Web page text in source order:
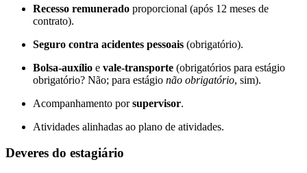
Recesso remunerado proporcional (após 12 meses de
contrato).
Seguro contra acidentes pessoais (obrigatório).
Bolsa-auxílio e vale-transporte (obrigatórios para estágio
obrigatório? Não; para estágio não obrigatório, sim).
Acompanhamento porsupervisor.
Atividades alinhadas ao plano de atividades.
Deveres do estagiário